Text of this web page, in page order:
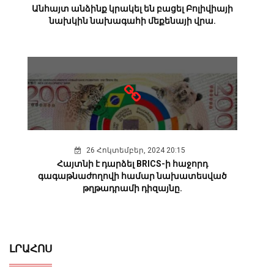
Անհայտ անձինք կրակել են բացել Բոլիվիայի
նախկին նախագահի մեքենայի վրա.
26 Հոկտեմբեր, 2024 20:15
Հայտնի է դարձել BRICS-ի հաջորդ
գագաթնաժողովի համար նախատեսված
թղթադրամի դիզայնը.
ԼՐԱՀՈՍ